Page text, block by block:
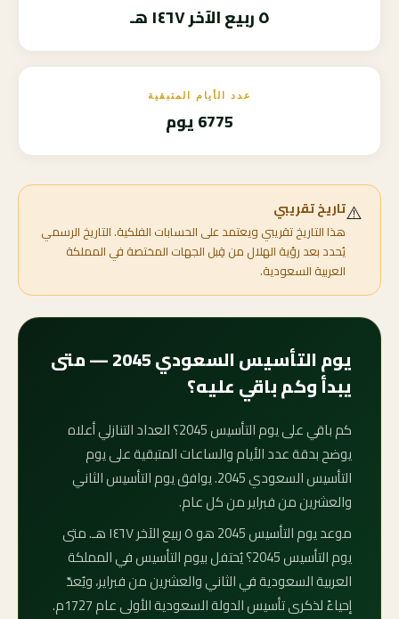
٥ ربيع الآخر ١٤٦٧ هـ
عدد الأيام المتبقية
6775 يوم
⚠️تاريخ تقريبي
هذا التاريخ تقريبي ويعتمد على الحسابات الفلكية. التاريخ الرسمي
يُحدد بعد رؤية الهلال من قِبل الجهات المختصة في المملكة
العربية السعودية.
يوم التأسيس السعودي 2045 — متى
يبدأ وكم باقي عليه؟
كم باقي على يوم التأسيس 2045؟ العداد التنازلي أعلاه
يوضح بدقة عدد الأيام والساعات المتبقية على يوم
التأسيس السعودي 2045. يوافق يوم التأسيس الثاني
والعشرين من فبراير من كل عام.
موعد يوم التأسيس 2045 هو ٥ ربيع الآخر ١٤٦٧ هـ. متى
يوم التأسيس 2045؟ يُحتفل بيوم التأسيس في المملكة
العربية السعودية في الثاني والعشرين من فبراير، ويُعدّ
إحياءً لذكرى تأسيس الدولة السعودية الأولى عام 1727م.